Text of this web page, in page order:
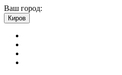
Ваш город:
Киров